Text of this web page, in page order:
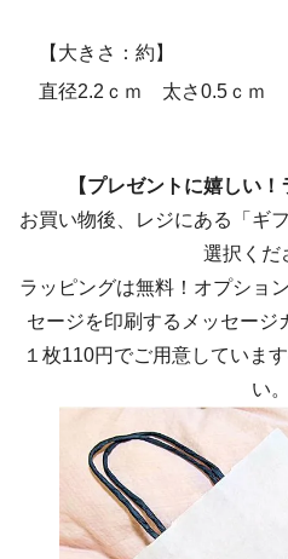
【大きさ：約】
直径2.2ｃｍ 太さ0.5ｃｍ
【プレゼントに嬉しい！
お買い物後、レジにある「ギ
選択くだ
ラッピングは無料！オプショ
セージを印刷するメッセージ
１枚110円でご用意していま
い。